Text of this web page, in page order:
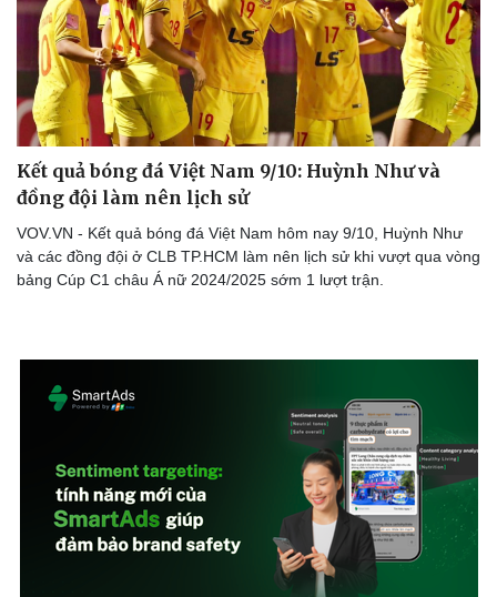
Kết quả bóng đá Việt Nam 9/10: Huỳnh Như và
đồng đội làm nên lịch sử
VOV.VN - Kết quả bóng đá Việt Nam hôm nay 9/10, Huỳnh Như
và các đồng đội ở CLB TP.HCM làm nên lịch sử khi vượt qua vòng
bảng Cúp C1 châu Á nữ 2024/2025 sớm 1 lượt trận.